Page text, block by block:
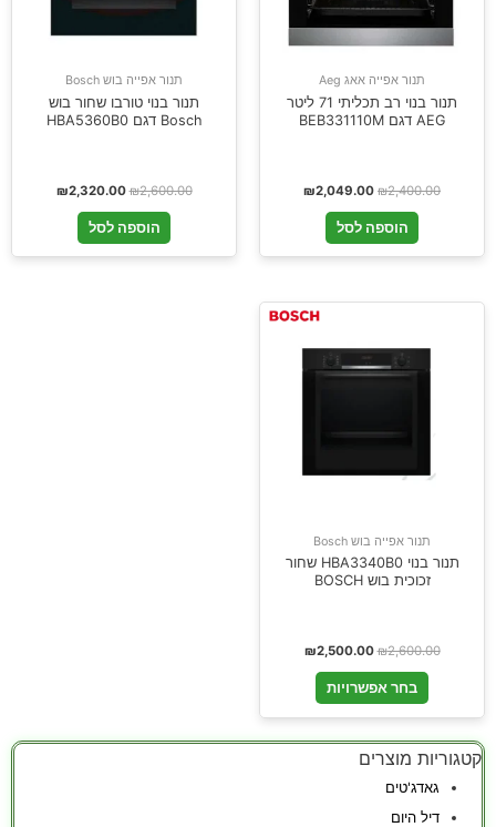
תנור אפייה אאג Aeg
תנור בנוי רב תכליתי 71 ליטר
AEG דגם BEB331110M
₪2,400.00
₪2,049.00
הוספה לסל
תנור אפייה בוש Bosch
תנור בנוי טורבו שחור בוש
Bosch דגם HBA5360B0
₪2,600.00
₪2,320.00
הוספה לסל
תנור אפייה בוש Bosch
תנור בנוי HBA3340B0 שחור
זכוכית בוש BOSCH
₪2,600.00
₪2,500.00
בחר אפשרויות
קטגוריות מוצרים
גאדג'טים
דיל היום